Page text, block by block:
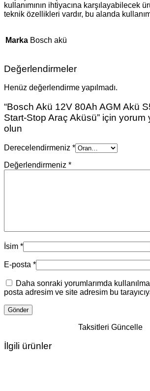
kullanımının ihtiyacına karşılayabilecek
teknik özellikleri vardır, bu alanda
Marka Bosch akü
Değerlendirmeler
Henüz değerlendirme yapılmadı.
“Bosch Akü 12V 80Ah AGM Akü
Start-Stop Araç Aküsü” için yorum
olun
Derecelendirmeniz *
Değerlendirmeniz *
İsim *
E-posta *
Daha sonraki yorumlarımda
posta adresim ve site adresim bu
Taksitleri Güncelle
İlgili ürünler